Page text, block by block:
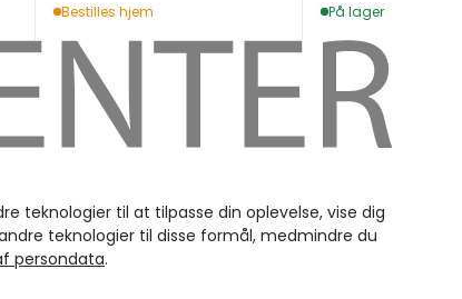
Bestilles hjem På lager
teknologier til at tilpasse din oplevelse, vise dig
teknologier til disse formål, medmindre du
persondata.